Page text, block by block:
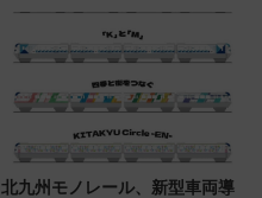
の絶景＆限定グルメを網羅！煩
雑な手続きも不要でお手軽に楽
北九州モノレール、新型車両導